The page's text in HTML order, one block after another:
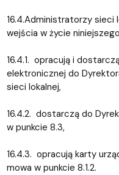
16.4.Administratorzy sieci
wejścia w życie
16.4.1. opracują i
elektronicznej do
sieci lokalnej,
16.4.2. dostarczą do
w punkcie 8.3,
16.4.3. opracują karty
mowa w punkcie 8.1.2.